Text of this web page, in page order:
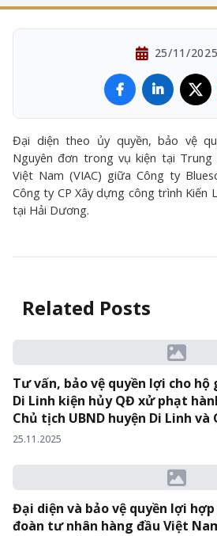
25/11/2025
Đại diện theo ủy quyền, bảo vệ
Nguyên đơn trong vụ kiện tại
Việt Nam (VIAC) giữa Công ty
Công ty CP Xây dựng công trình
tại Hải Dương.
Related Posts
Tư vấn, bảo vệ quyền lợi cho
Di Linh kiện hủy QĐ xử phạt
Chủ tịch UBND huyện Di Linh
hồi đất trái luật tại Bến xe Di
25.11.2025
Đại diện và bảo vệ quyền lợi
đoàn tư nhân hàng đầu Việt